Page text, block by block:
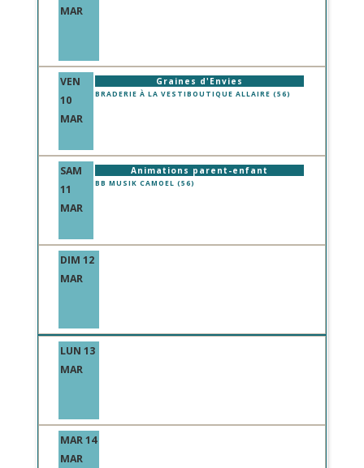
MAR
VEN
10
MAR
Graines d'Envies
BRADERIE À LA VESTIBOUTIQUE ALLAIRE (56)
SAM
11
MAR
Animations parent-enfant
BB MUSIK CAMOEL (56)
DIM 12
MAR
LUN 13
MAR
MAR 14
MAR